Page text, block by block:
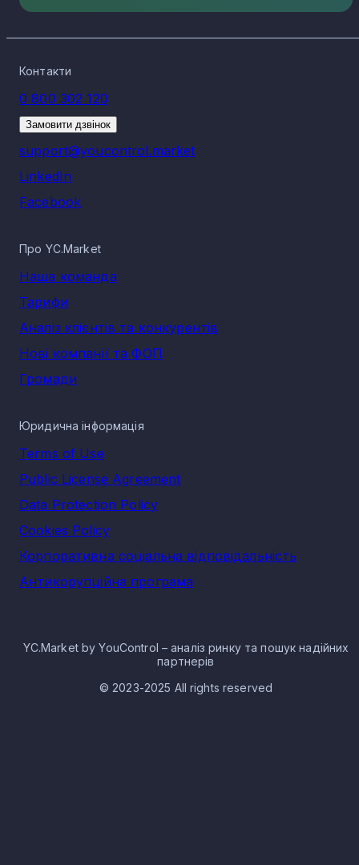
Контакти
0 800 302 120
Замовити дзвінок
support@youcontrol.market
LinkedIn
Facebook
Про YC.Market
Наша команда
Тарифи
Аналіз клієнтів та конкурентів
Нові компанії та ФОП
Громади
Юридична інформація
Terms of Use
Public License Agreement
Data Protection Policy
Cookies Policy
Корпоративна соціальна відповідальність
Антикорупційна програма
YC.Market by YouControl – аналіз ринку та пошук надійних
партнерів
© 2023-2025 All rights reserved